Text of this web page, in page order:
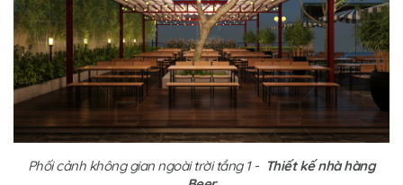
Phối cảnh không gian ngoài trời tầng 1 - Thiết kế nhà hàng